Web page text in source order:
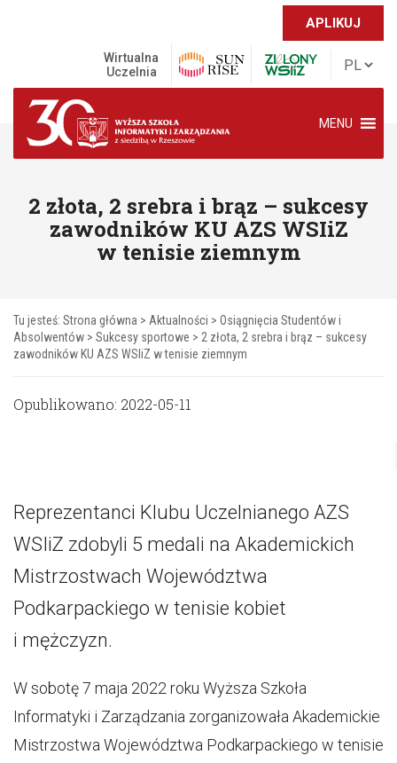
APLIKUJ
Wirtualna
Uczelnia
MENU
2 złota, 2 srebra i brąz – sukcesy
zawodników KU AZS WSIiZ
w tenisie ziemnym
Tu jesteś: Strona główna > Aktualności > Osiągnięcia Studentów i
Absolwentów > Sukcesy sportowe > 2 złota, 2 srebra i brąz – sukcesy
zawodników KU AZS WSIiZ w tenisie ziemnym
Opublikowano: 2022-05-11
Reprezentanci Klubu Uczelnianego AZS
WSIiZ zdobyli 5 medali na Akademickich
Mistrzostwach Województwa
Podkarpackiego w tenisie kobiet
i mężczyzn.
W sobotę 7 maja 2022 roku Wyższa Szkoła
Informatyki i Zarządzania zorganizowała Akademickie
Mistrzostwa Województwa Podkarpackiego w tenisie